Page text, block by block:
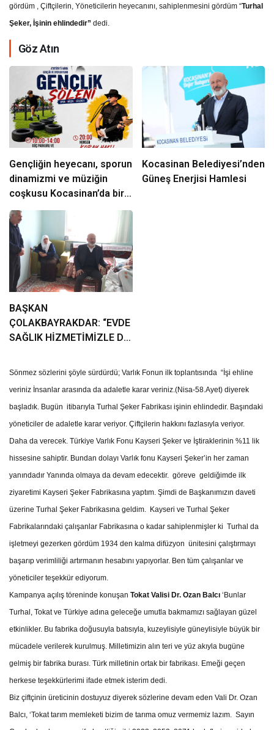
gördüm , Çiftçilerin, Yöneticilerin heyecanını, sahiplenmesini gördüm “Turhal
Şeker, İşinin ehlindedir” dedi.
Göz Atın
Gençliğin heyecanı, sporun
dinamizmi ve müziğin
coşkusu Kocasinan’da bir
araya geliyor!
Kocasinan Belediyesi’nden
Güneş Enerjisi Hamlesi
BAŞKAN
ÇOLAKBAYRAKDAR: “EVDE
SAĞLIK HİZMETİMİZLE DE
DOKUNUYORUZ”
Sönmez sözlerini şöyle sürdürdü; Varlık Fonun ilk toplantısında “İşi ehline
veriniz İnsanlar arasında da adaletle karar veriniz.(Nisa-58.Ayet) diyerek
başladık. Bugün itibarıyla Turhal Şeker Fabrikası işinin ehlindedir. Başındaki
yöneticiler de adaletle karar veriyor. Çiftçilerin hakkını fazlasıyla veriyor.
Daha da verecek. Türkiye Varlık Fonu Kayseri Şeker ve İştiraklerinin %11 lik
hissesine sahiptir. Bundan dolayı Varlık fonu Kayseri Şeker’in her zaman
yanındadır Yanında olmaya da devam edecektir. göreve geldiğimde ilk
ziyaretimi Kayseri Şeker Fabrikasına yaptım. Şimdi de Başkanımızın daveti
üzerine Turhal Şeker Fabrikasına geldim. Kayseri ve Turhal Şeker
Fabrikalarındaki çalışanlar Fabrikasına o kadar sahiplenmişler ki Turhal da
işletmeyi gezerken gördüm 1934 den kalma difüzyon ünitesini çalıştırmayı
başarıp verimliliği artırmanın hesabını yapıyorlar. Ben tüm çalışanlar ve
yöneticiler teşekkür ediyorum.
Kampanya açılış töreninde konuşanTokat Valisi Dr. Ozan Balcı‘Bunlar
Turhal, Tokat ve Türkiye adına geleceğe umutla bakmamızı sağlayan güzel
etkinlikler. Bu fabrika doğusuyla batısıyla, kuzeylisiyle güneylisiyle büyük bir
mücadele verilerek kurulmuş. Milletimizin alın teri ve yüz akıyla bugüne
gelmiş bir fabrika burası. Türk milletinin ortak bir fabrikası. Emeği geçen
herkese teşekkürlerimi ifade etmek isterim dedi.
Biz çiftçinin üreticinin dostuyuz diyerek sözlerine devam eden Vali Dr. Ozan
Balcı, ‘Tokat tarım memleketi bizim de tarıma omuz vermemiz lazım. Sayın